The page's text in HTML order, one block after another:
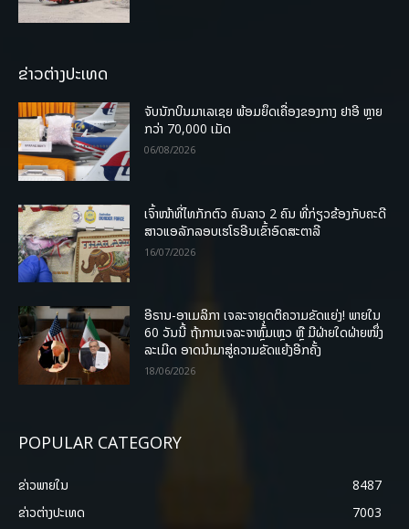
ຂ່າວຕ່າງປະເທດ
ຈັບນັກບິນມາເລເຊຍ ພ້ອມຍຶດເຄື່ອງຂອງກາງ ຢາອີ ຫຼາຍ
ກວ່າ 70,000 ເມັດ
06/08/2026
ເຈົ້າໜ້າທີ່ໄທກັກຕົວ ຄົນລາວ 2 ຄົນ ທີ່ກ່ຽວຂ້ອງກັບຄະດີ
ສາວແອລັກລອບເຮໂຣອີນເຂົ້າອົດສະຕາລີ
16/07/2026
ອີຣານ-ອາເມລິກາ ເຈລະຈາຍຸດຕິຄວາມຂັດແຍ່ງ! ພາຍໃນ
60 ວັນນີ້ ຖ້າການເຈລະຈາຫຼົ້ມເຫຼວ ຫຼື ມີຝ່າຍໃດຝ່າຍໜຶ່ງ
ລະເມີດ ອາດນໍາມາສູ່ຄວາມຂັດແຍ້ງອີກຄັ້ງ
18/06/2026
POPULAR CATEGORY
ຂ່າວພາຍ​ໃນ
8487
ຂ່າວຕ່າງປະເທດ
7003